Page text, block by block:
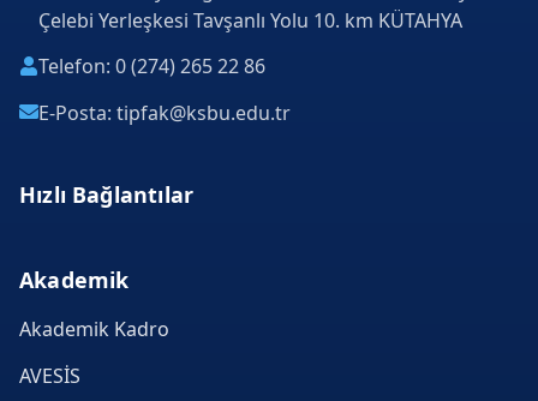
Çelebi Yerleşkesi Tavşanlı Yolu 10. km KÜTAHYA
Telefon: 0 (274) 265 22 86
E-Posta: tipfak@ksbu.edu.tr
Hızlı Bağlantılar
Akademik
Akademik Kadro
AVESİS